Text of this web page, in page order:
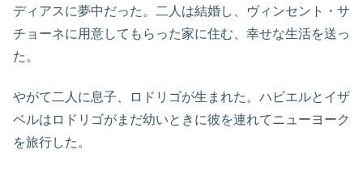
ディアスに夢中だった。二人は結婚し、ヴィンセント・サ
チョーネに用意してもらった家に住む、幸せな生活を送っ
た。
やがて二人に息子、ロドリゴが生まれた。ハビエルとイザ
ベルはロドリゴがまだ幼いときに彼を連れてニューヨーク
を旅行した。